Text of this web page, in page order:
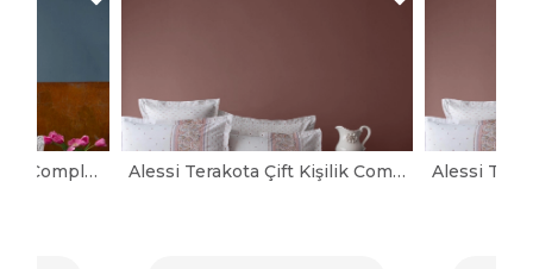
Leros İndigo Tek Kişilik Complete Set Alessi Terakota Çift Kişilik Complete Set